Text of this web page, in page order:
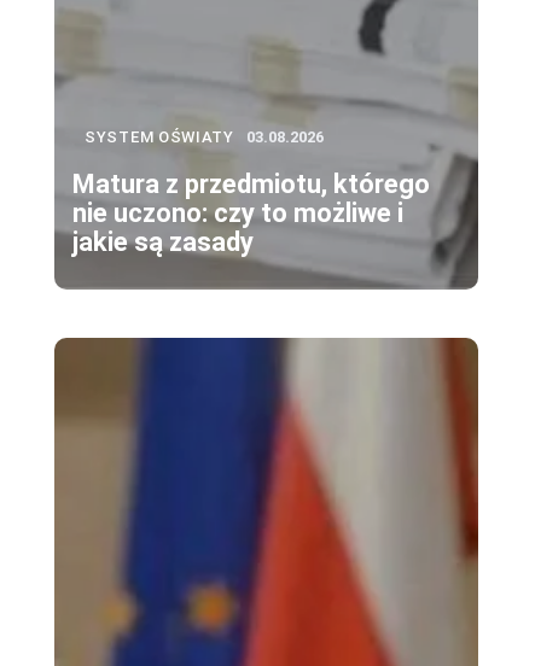
SYSTEM OŚWIATY 03.08.2026
Matura z przedmiotu, którego
nie uczono: czy to możliwe i
jakie są zasady